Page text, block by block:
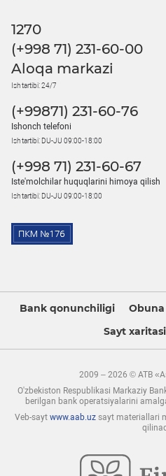
1270
(+998 71) 231-60-00
Aloqa markazi
Ish tartibi: 24/7
(+99871) 231-60-76
Ishonch telefoni
Ish tartibi: DU-JU 09:00-18:00
(+998 71) 231-60-67
Iste'molchilar huquqlarini himoya qilish
Ish tartibi: DU-JU 09:00-18:00
Bank qonunchiligi Obuna
Sayt xaritasi
2009 – 2026 © ATB
O'zbekiston Respublikasi Markaziy
berilgan bank operatsiyalarini
Veb-sayt www.aab.uz sayt materiallari